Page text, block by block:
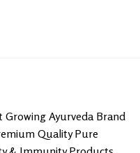
Growing Ayurveda Brand
Quality Pure